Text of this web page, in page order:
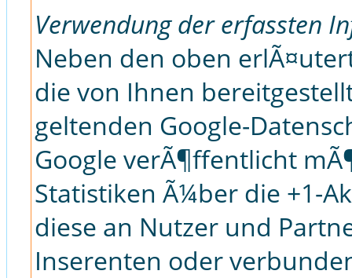
Verwendung der erfassten
Neben den oben
die von Ihnen
geltenden Google-
Google verÃ¶ffentlicht
Statistiken Ã¼ber die +1-
diese an Nutzer und
Inserenten oder